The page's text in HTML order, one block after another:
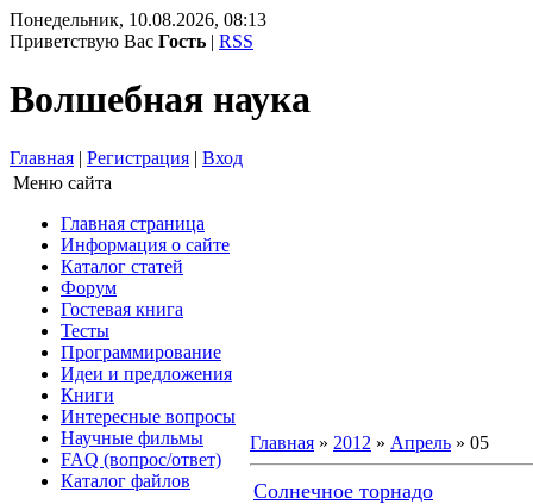
Понедельник, 10.08.2026, 08:13
Приветствую Вас Гость | RSS
Волшебная наука
Главная | Регистрация | Вход
Меню сайта
Главная страница
Информация о сайте
Каталог статей
Форум
Гостевая книга
Тесты
Программирование
Идеи и предложения
Книги
Интересные вопросы
Научные фильмы
FAQ (вопрос/ответ)
Каталог файлов
Главная » 2012 » Апрель » 05
Солнечное торнадо